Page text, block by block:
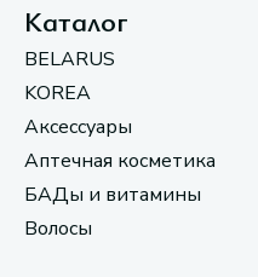
Каталог
BELARUS
KOREA
Аксессуары
Аптечная косметика
БАДы и витамины
Волосы